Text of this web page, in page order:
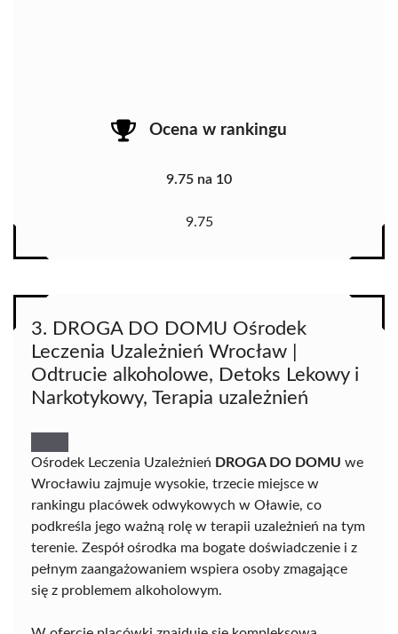
Ocena w rankingu
9.75 na 10
9.75
3. DROGA DO DOMU Ośrodek
Leczenia Uzależnień Wrocław |
Odtrucie alkoholowe, Detoks Lekowy i
Narkotykowy, Terapia uzależnień
Ośrodek Leczenia Uzależnień DROGA DO DOMU we
Wrocławiu zajmuje wysokie, trzecie miejsce w
rankingu placówek odwykowych w Oławie, co
podkreśla jego ważną rolę w terapii uzależnień na tym
terenie. Zespół ośrodka ma bogate doświadczenie i z
pełnym zaangażowaniem wspiera osoby zmagające
się z problemem alkoholowym.